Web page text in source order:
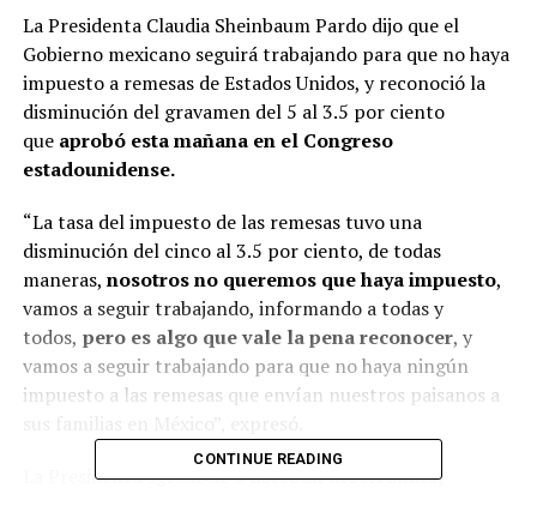
La Presidenta Claudia Sheinbaum Pardo dijo que el
Gobierno mexicano seguirá trabajando para que no haya
impuesto a remesas de Estados Unidos, y reconoció la
disminución del gravamen del 5 al 3.5 por ciento
que aprobó esta mañana en el Congreso
estadounidense.
“La tasa del impuesto de las remesas tuvo una
disminución del cinco al 3.5 por ciento, de todas
maneras, nosotros no queremos que haya impuesto,
vamos a seguir trabajando, informando a todas y
todos, pero es algo que vale la pena reconocer, y
vamos a seguir trabajando para que no haya ningún
impuesto a las remesas que envían nuestros paisanos a
La Presidenta agradeció aEsteban Moctezuma,
CONTINUE READING